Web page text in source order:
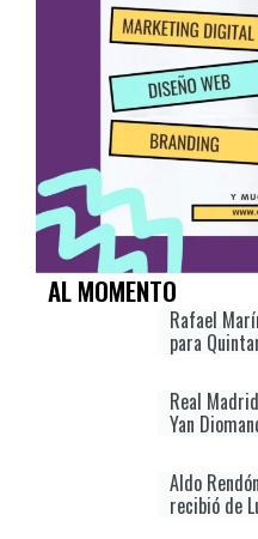
AL MOMENTO
Rafael
para
Real
Yan
Aldo
recibió de